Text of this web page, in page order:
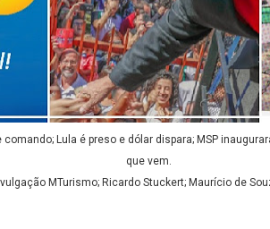
Lula é preso e dólar dispara; MSP
que vem.
MTurismo; Ricardo Stuckert; Maurício de